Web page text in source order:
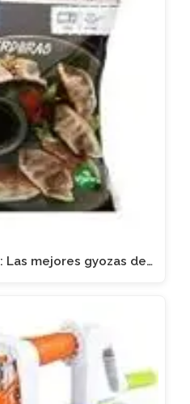
Las mejores gyozas de…